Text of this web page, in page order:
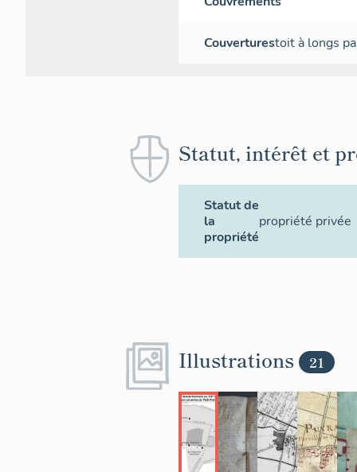
Couverturestoit à longs
Statut, intérêt et
Statut de
la
propriété
propriété privée
Illustrations 21